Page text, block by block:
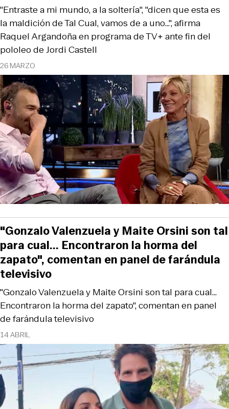
26 MARZO
"Entraste a mi mundo, a la soltería", "dicen que esta es
la maldición de Tal Cual, vamos de a uno...", afirma
Raquel Argandoña en programa de TV+ ante fin del
pololeo de Jordi Castell
14 ABRIL
"Gonzalo Valenzuela y Maite Orsini son tal para cual...
Encontraron la horma del zapato", comentan en panel
de farándula televisivo
"Gonzalo Valenzuela y Maite Orsini son tal
para cual... Encontraron la horma del
zapato", comentan en panel de farándula
televisivo